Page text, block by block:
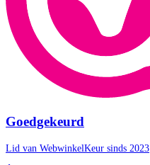
Goedgekeurd
Lid van WebwinkelKeur sinds 2023